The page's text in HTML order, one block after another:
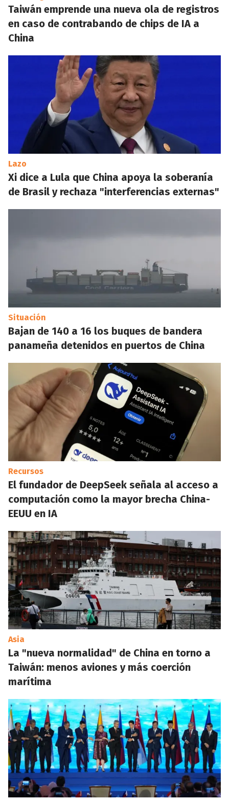
Taiwán emprende una nueva ola de registros
en caso de contrabando de chips de IA a
China
Lazo
Xi dice a Lula que China apoya la soberanía
de Brasil y rechaza "interferencias externas"
Situación
Bajan de 140 a 16 los buques de bandera
panameña detenidos en puertos de China
Recursos
El fundador de DeepSeek señala al acceso a
computación como la mayor brecha China-
EEUU en IA
Asia
La "nueva normalidad" de China en torno a
Taiwán: menos aviones y más coerción
marítima